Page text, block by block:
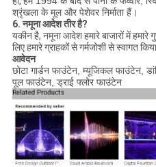
श्रृंखला के मूल और पेशेवर निर्माता हैं।
6. नमूना आदेश तीर है?
यकीन है, नमूना आदेश हमारे बाजारों में हमारे
लिए हमारे ग्राहकों से गर्मजोशी से स्वागत
आवेदन
छोटा गार्डन फाउंटेन, म्यूजिकल फाउंटेन,
पूल फाउंटेन, ड्राई फ्लोर फाउंटेन